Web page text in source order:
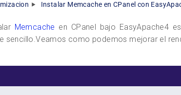
Instalar Memcache en CPanel con
Memcache en CPanel bajo EasyApache4
sencillo.Veamos como podemos mejorar el